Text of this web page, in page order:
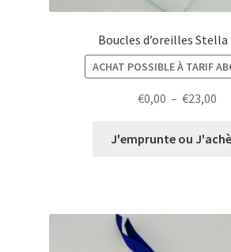
Boucles d’oreilles Stella
ACHAT POSSIBLE À TARIF
€0,00 – €23,00
J'emprunte ou